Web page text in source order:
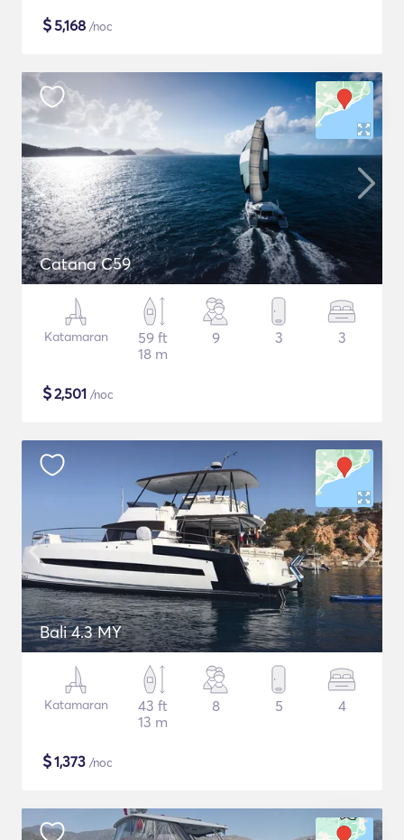
$5,168 /noc
Catana C59
Katamaran
59 ft
18 m
9 3 3
$2,501 /noc
Bali 4.3 MY
Katamaran
43 ft
13 m
8 5 4
$1,373 /noc